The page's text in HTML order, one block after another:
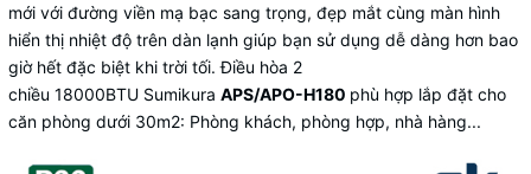
mới với đường viền mạ bạc sang trọng, đẹp mắt cùng màn hình
hiển thị nhiệt độ trên dàn lạnh giúp bạn sử dụng dễ dàng hơn bao
giờ hết đặc biệt khi trời tối.Điều hòa 2
chiều 18000BTU Sumikura APS/APO-H180 phù hợp lắp đặt cho
căn phòng dưới 30m2: Phòng khách, phòng hợp, nhà hàng...